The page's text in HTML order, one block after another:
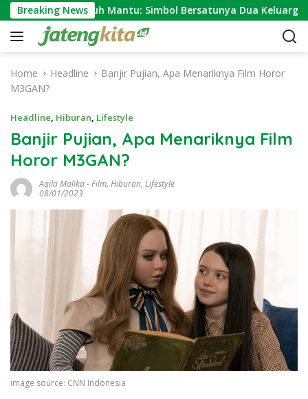
k
Breaking News
Ngundhuh Mantu: Simbol Bersatunya Dua Keluarga
Home Headline
Banjir Pujian, Apa Menariknya Film Horor
M3GAN?
Headline, Hiburan, Lifestyle
Banjir Pujian, Apa Menariknya Film
Horor M3GAN?
Aqila Malika-Film, Hiburan, Lifestyle
08/01/2023
image source: CNN Indonesia